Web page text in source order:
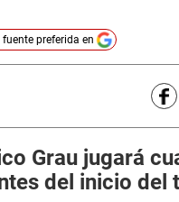
preferida en
Grau jugará
del inicio del